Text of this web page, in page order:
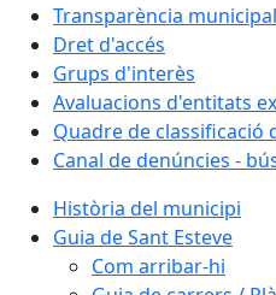
Transparència municipal
Dret d'accés
Grups d'interès
Avaluacions d'entitats
Quadre de classificació
Canal de denúncies -
Història del municipi
Guia de Sant Esteve
Com arribar-hi